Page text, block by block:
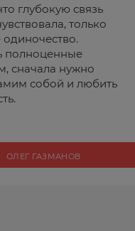
глубокую связь
только
полноценные
сначала нужно
собой и любить
ОЛЕГ ГАЗМАНОВ